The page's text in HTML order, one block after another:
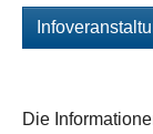
Die